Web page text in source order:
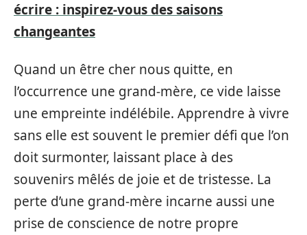
écrire : inspirez-vous des saisons
changeantes
Quand un être cher nous quitte, en
l’occurrence une grand-mère, ce vide laisse
une empreinte indélébile. Apprendre à vivre
sans elle est souvent le premier défi que l’on
doit surmonter, laissant place à des
souvenirs mêlés de joie et de tristesse. La
perte d’une grand-mère incarne aussi une
prise de conscience de notre propre